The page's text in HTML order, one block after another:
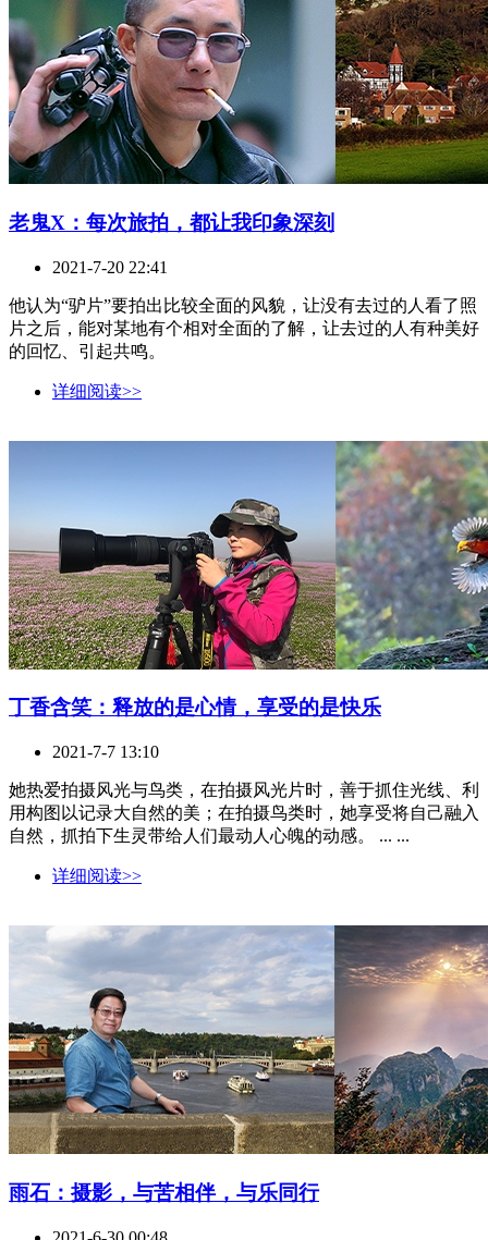
老鬼X：每次旅拍，都让我印象深刻
2021-7-20 22:41
他认为“驴片”要拍出比较全面的风貌，让没有去过的人看了照
片之后，能对某地有个相对全面的了解，让去过的人有种美好
的回忆、引起共鸣。
详细阅读>>
丁香含笑：释放的是心情，享受的是快乐
2021-7-7 13:10
她热爱拍摄风光与鸟类，在拍摄风光片时，善于抓住光线、利
用构图以记录大自然的美；在拍摄鸟类时，她享受将自己融入
自然，抓拍下生灵带给人们最动人心魄的动感。 ... ...
详细阅读>>
雨石：摄影，与苦相伴，与乐同行